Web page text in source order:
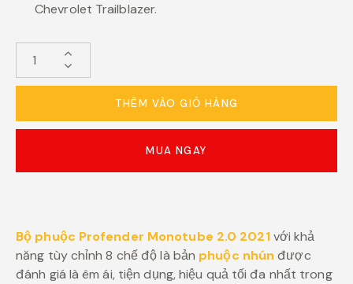
Chevrolet Trailblazer.
THÊM VÀO GIỎ HÀNG
MUA NGAY
Bộ phuộc Profender Monotube 2.0 2021với khả
năng tùy chỉnh 8 chế độ là bản phuộc nhún được
đánh giá là êm ái, tiện dụng, hiệu quả tối đa nhất trong